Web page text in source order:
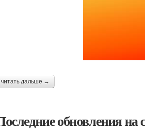
читать дальше →
обновления на